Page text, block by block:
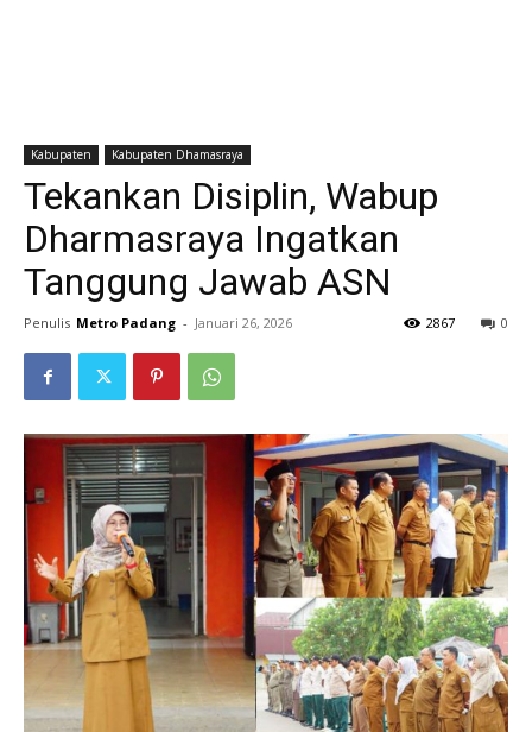
Kabupaten Kabupaten Dhamasraya
Tekankan Disiplin, Wabup
Dharmasraya Ingatkan
Tanggung Jawab ASN
Penulis Metro Padang - Januari 26, 2026 0
2867